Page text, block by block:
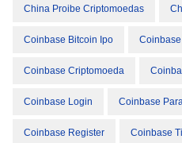
China Proibe Criptomoedas
Coinbase Bitcoin Ipo Coinbase
Coinbase Criptomoeda
Coinbase Login Coinbase
Coinbase Register Coinbase